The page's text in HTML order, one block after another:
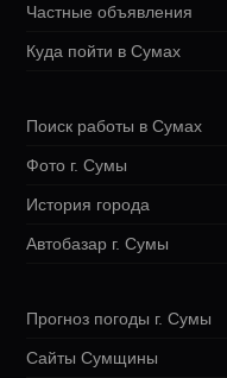
Частные объявления
Куда пойти в Сумах
Поиск работы в Сумах
Фото г. Сумы
История города
Автобазар г. Сумы
Прогноз погоды г. Сумы
Сайты Сумщины